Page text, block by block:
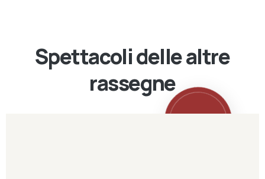
Spettacoli delle altre
rassegne